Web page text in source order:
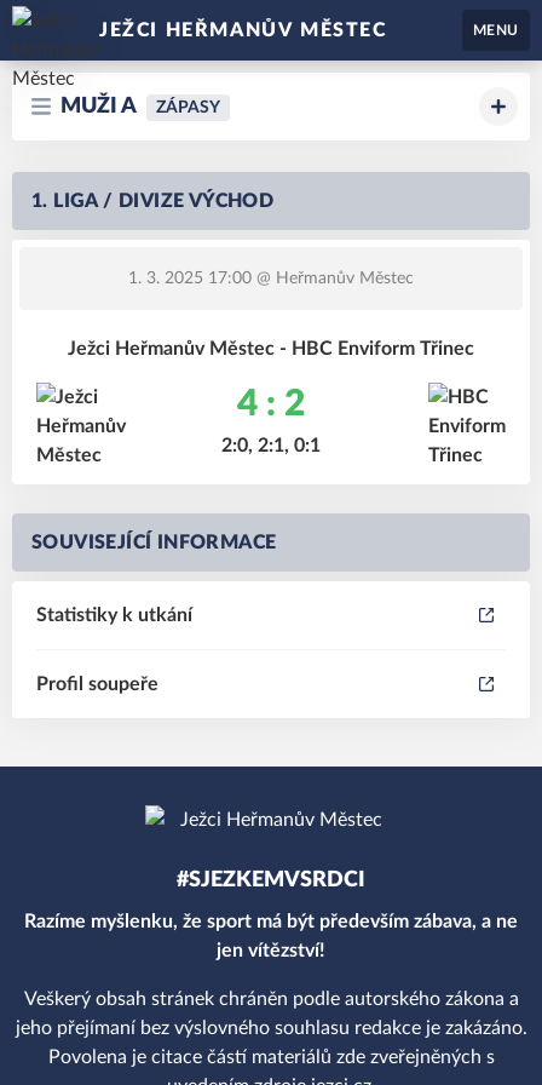
JEŽCI HEŘMANŮV MĚSTEC MENU
MUŽI A ZÁPASY
1. LIGA / DIVIZE VÝCHOD
1. 3. 2025 17:00 @ Heřmanův Městec
Ježci Heřmanův Městec - HBC Enviform Třinec
4 : 2
2:0, 2:1, 0:1
SOUVISEJÍCÍ INFORMACE
Statistiky k utkání
Profil soupeře
#SJEZKEMVSRDCI
Razíme myšlenku, že sport má být především zábava, a ne
jen vítězství!
Veškerý obsah stránek chráněn podle autorského zákona a
jeho přejímaní bez výslovného souhlasu redakce je zakázáno.
Povolena je citace částí materiálů zde zveřejněných s